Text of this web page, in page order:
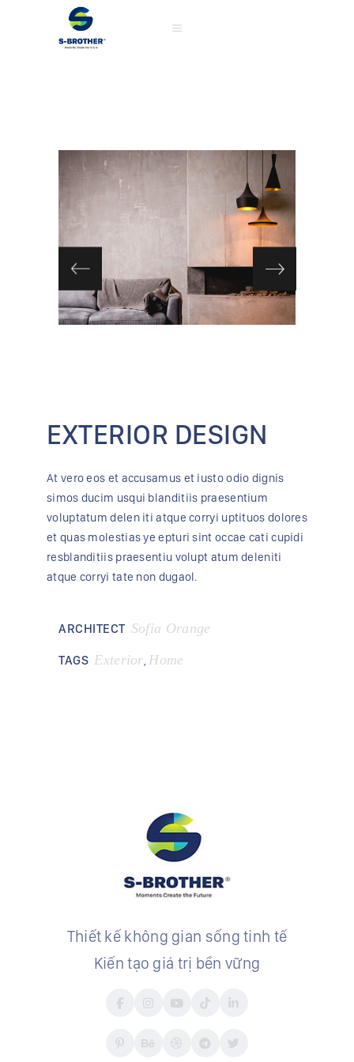
EXTERIOR DESIGN
At vero eos et accusamus et iusto odio dignis
simos ducim usqui blanditiis praesentium
voluptatum delen iti atque corryi uptituos dolores
et quas molestias ye epturi sint occae cati cupidi
resblanditiis praesentiu volupt atum deleniti
atque corryi tate non dugaol.
ARCHITECT Sofia Orange
TAGS Exterior, Home
Thiết kế không gian sống tinh tế
Kiến tạo giá trị bền vững